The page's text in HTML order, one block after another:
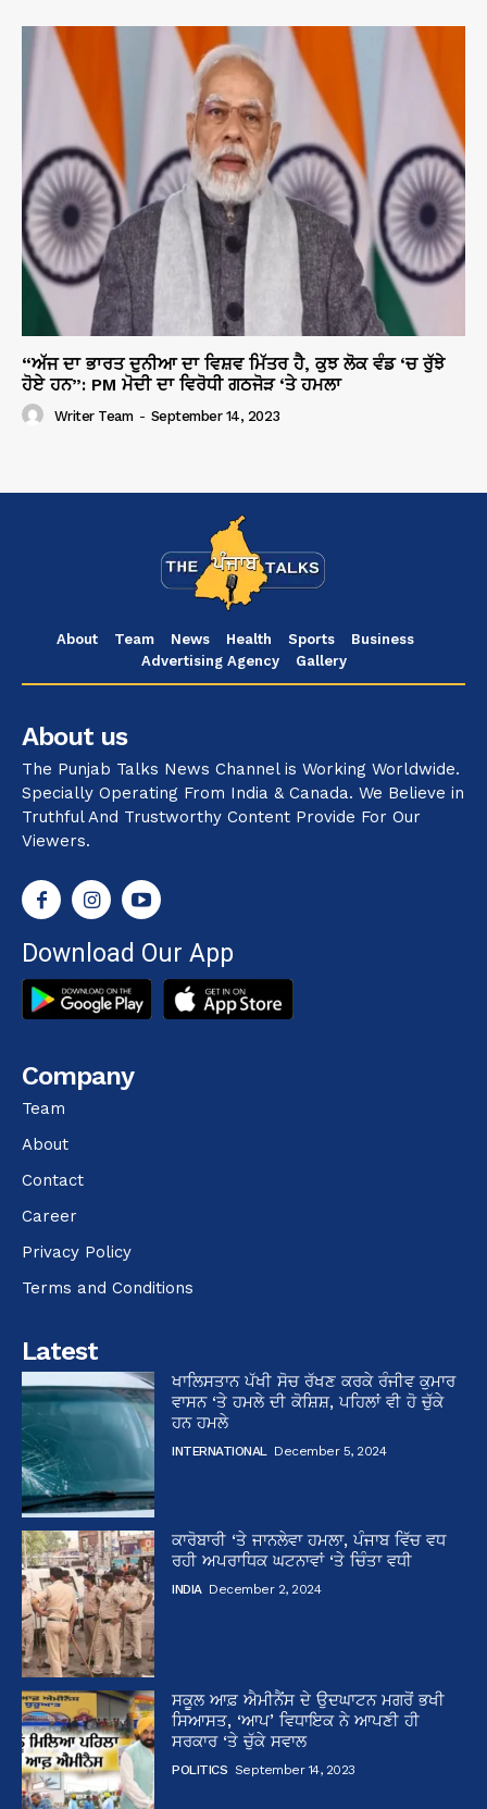
“ਅੱਜ ਦਾ ਭਾਰਤ ਦੁਨੀਆ ਦਾ ਵਿਸ਼ਵ ਮਿੱਤਰ ਹੈ, ਕੁਝ ਲੋਕ ਵੰਡ ‘ਚ ਰੁੱਝੇ
ਹੋਏ ਹਨ”: PM ਮੋਦੀ ਦਾ ਵਿਰੋਧੀ ਗਠਜੋੜ ‘ਤੇ ਹਮਲਾ
Writer Team - September 14, 2023
About Team News Health Sports
Business
Advertising Agency
Gallery
About us
The Punjab Talks News Channel is Working Worldwide.
Specially Operating From India & Canada. We Believe in
Truthful And Trustworthy Content Provide For Our
Viewers.
Download Our App
Company
Team
About
Contact
Career
Privacy Policy
Terms and Conditions
Latest
ਖਾਲਿਸਤਾਨ ਪੱਖੀ ਸੋਚ ਰੱਖਣ ਕਰਕੇ ਰੰਜੀਵ ਕੁਮਾਰ
ਵਾਸਨ ‘ਤੇ ਹਮਲੇ ਦੀ ਕੋਸ਼ਿਸ਼, ਪਹਿਲਾਂ ਵੀ ਹੋ ਚੁੱਕੇ
ਹਨ ਹਮਲੇ
INTERNATIONAL December 5, 2024
ਕਾਰੋਬਾਰੀ ‘ਤੇ ਜਾਨਲੇਵਾ ਹਮਲਾ, ਪੰਜਾਬ ਵਿੱਚ ਵਧ
ਰਹੀ ਅਪਰਾਧਿਕ ਘਟਨਾਵਾਂ ‘ਤੇ ਚਿੰਤਾ ਵਧੀ
INDIA December 2, 2024
ਸਕੂਲ ਆਫ਼ ਐਮੀਨੈਂਸ ਦੇ ਉਦਘਾਟਨ ਮਗਰੋਂ ਭਖੀ
ਸਿਆਸਤ, ‘ਆਪ’ ਵਿਧਾਇਕ ਨੇ ਆਪਣੀ ਹੀ
ਸਰਕਾਰ ‘ਤੇ ਚੁੱਕੇ ਸਵਾਲ
POLITICS September 14, 2023